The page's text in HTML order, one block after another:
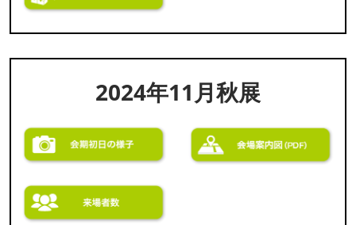
2024年11月秋展